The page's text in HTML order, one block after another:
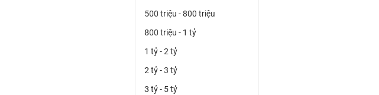
500 triệu - 800 triệu
800 triệu - 1 tỷ
1 tỷ - 2 tỷ
2 tỷ - 3 tỷ
3 tỷ - 5 tỷ